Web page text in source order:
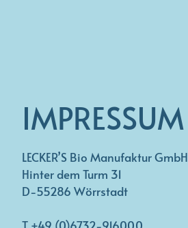
IMPRESSUM
LECKER’S Bio Manufaktur GmbH
Hinter dem Turm 31
D-55286 Wörrstadt